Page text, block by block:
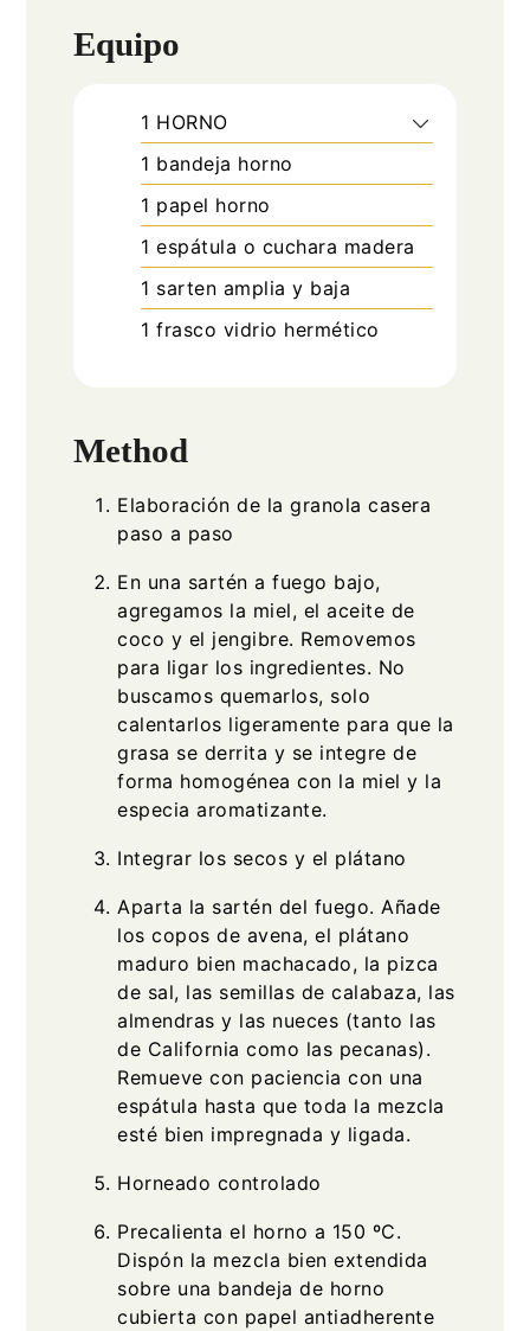
Equipo
1 HORNO
1 bandeja horno
1 papel horno
1 espátula o cuchara madera
1 sarten amplia y baja
1 frasco vidrio hermético
Method
Elaboración de la granola casera
paso a paso
En una sartén a fuego bajo,
agregamos la miel, el aceite de
coco y el jengibre. Removemos
para ligar los ingredientes. No
buscamos quemarlos, solo
calentarlos ligeramente para que la
grasa se derrita y se integre de
forma homogénea con la miel y la
especia aromatizante.
Integrar los secos y el plátano
Aparta la sartén del fuego. Añade
los copos de avena, el plátano
maduro bien machacado, la pizca
de sal, las semillas de calabaza, las
almendras y las nueces (tanto las
de California como las pecanas).
Remueve con paciencia con una
espátula hasta que toda la mezcla
esté bien impregnada y ligada.
Horneado controlado
Precalienta el horno a 150 ºC.
Dispón la mezcla bien extendida
sobre una bandeja de horno
cubierta con papel antiadherente